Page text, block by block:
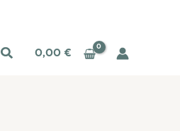
Suchen0,00€